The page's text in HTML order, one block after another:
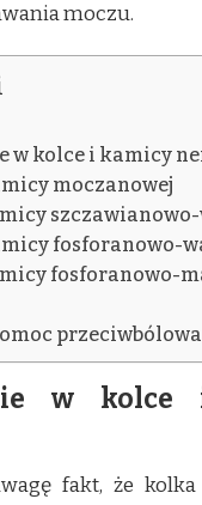
moczu.
w kolce i kamicy
moczanowej
fosforanowo-
fosforanowo-
przeciwbólowa
w kolce
fakt, że